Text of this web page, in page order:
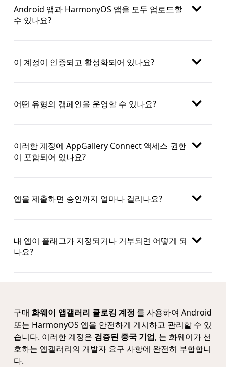
Android 앱과 HarmonyOS 앱을 모두 업로드할
수 있나요?
이 계정이 인증되고 활성화되어 있나요?
어떤 유형의 캠페인을 운영할 수 있나요?
이러한 계정에 AppGallery Connect 액세스 권한
이 포함되어 있나요?
앱을 제출하면 승인까지 얼마나 걸리나요?
내 앱이 플래그가 지정되거나 거부되면 어떻게 되
나요?
구매 화웨이 앱갤러리 클로킹 계정 를 사용하여 Android
또는 HarmonyOS 앱을 안전하게 게시하고 관리할 수 있
습니다. 이러한 계정은 검증된 중국 기업, 는 화웨이가 선
호하는 앱갤러리의 개발자 요구 사항에 완전히 부합합니
다.